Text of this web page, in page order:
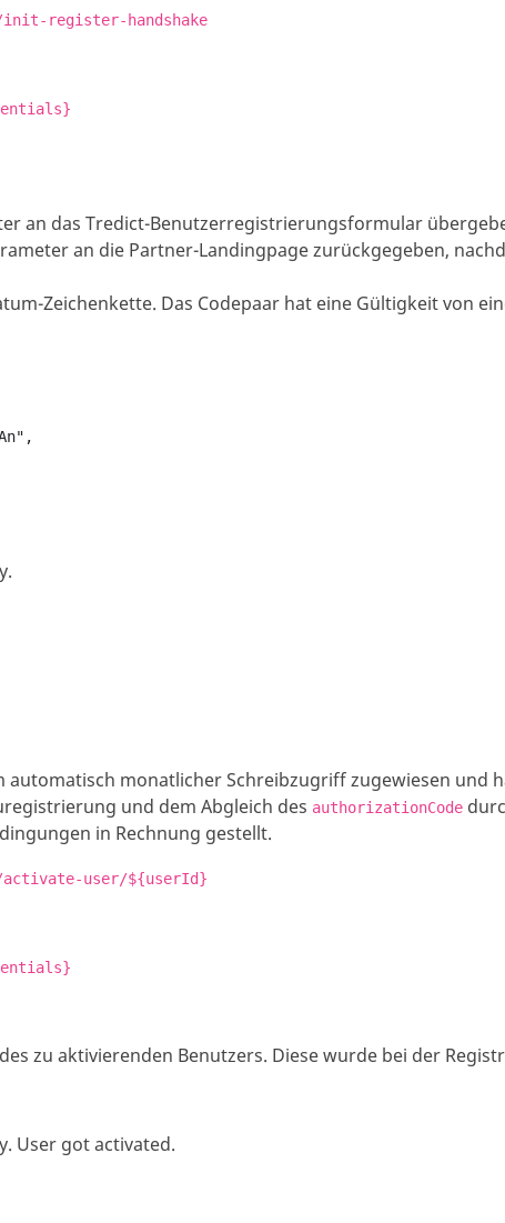
register-handshake
an das Tredict-Benutzerregistrierungsformular
an die Partner-Landingpage zurückgegeben,
Zeichenkette. Das Codepaar hat eine Gültigkeit von
automatisch monatlicher Schreibzugriff zugewiesen und
und dem Abgleich des authorizationCode
in Rechnung gestellt.
user/${userId}
zu aktivierenden Benutzers. Diese wurde bei der
User got activated.